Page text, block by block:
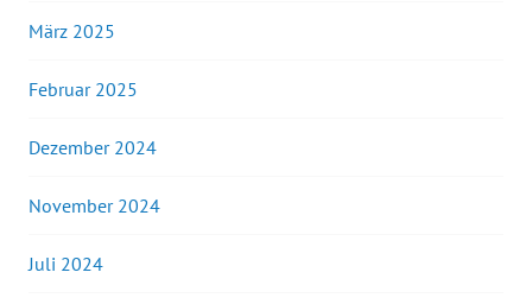
März 2025
Februar 2025
Dezember 2024
November 2024
Juli 2024